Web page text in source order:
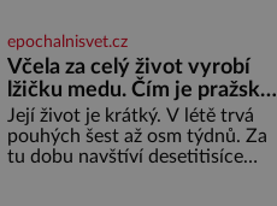
jediného dne můžete
nahlédnout do útrob jedné z
nejvýznamnějších vodních
elektráren v Evropě, vydat se na
horské hřebeny, projet se na
koloběžce a den zakončit
poznáváním památek ve
epochalnisvet.cz
Včela za celý život vyrobí
lžičku medu. Čím je pražský
med ze střech tak ceněný?
Její život je krátký. V létě trvá
pouhých šest až osm týdnů. Za
tu dobu navštíví desetitisíce